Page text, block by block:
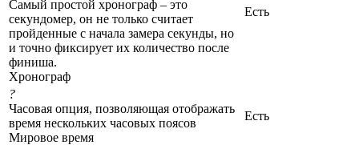
Самый простой хронограф – это
секундомер, он не только считает
пройденные с начала замера секунды, но
и точно фиксирует их количество после
финиша.
Хронограф
Есть
?
Часовая опция, позволяющая отображать
время нескольких часовых поясов
Мировое время
Есть